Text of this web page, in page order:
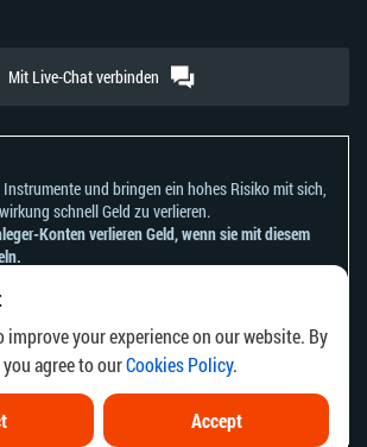
improve your experience on our website. By
agree to ourCookies Policy.
Accept
Mit Live-Chat verbinden
Instrumente und bringen ein hohes Risiko mit sich,
schnell Geld zu verlieren.
Konten verlieren Geld, wenn sie mit diesem
zu riskieren, Ihr Geld zu verlieren.
Risikoanerkennungen und Offenlegungen
dieser Website sind nicht für Personen bestimmt,
einer Rechtsordnung ansässig sind, in dem die
dieser Informationen gegen die örtlichen
verstoßen würde.